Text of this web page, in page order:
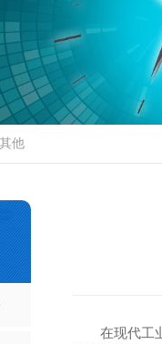
其他
在现代工